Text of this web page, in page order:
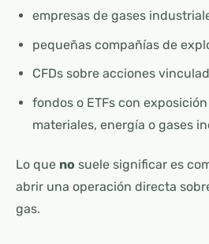
empresas de gases
pequeñas compañías de
CFDs sobre acciones
fondos o ETFs con
materiales, energía o gases
Lo que no suele significar es
abrir una operación directa
gas.